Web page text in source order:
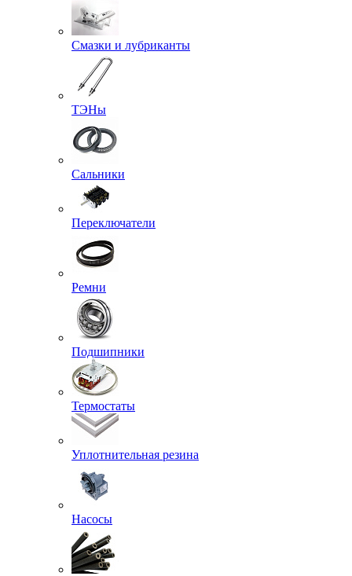
Смазки и лубриканты
ТЭНы
Сальники
Переключатели
Ремни
Подшипники
Термостаты
Уплотнительная резина
Насосы